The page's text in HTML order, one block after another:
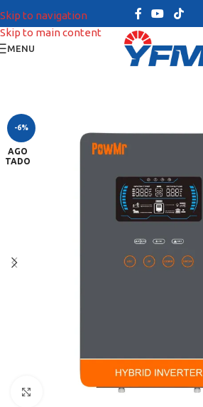
Skip to navigation
Skip to main content
MENU
-6%
AGO
TADO
Click to enlarge